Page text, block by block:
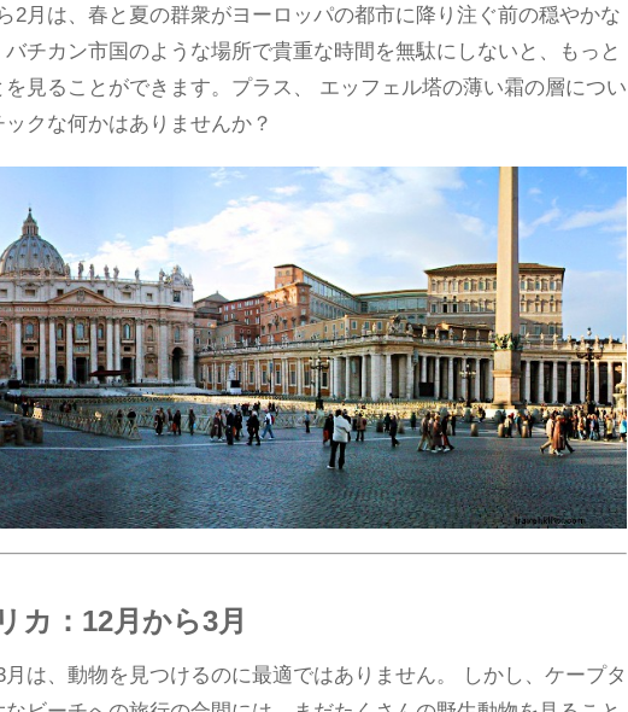
2月は、春と夏の群衆がヨーロッパの都市に降り注ぐ前の穏やかな
バチカン市国のような場所で貴重な時間を無駄にしないと、もっと
を見ることができます。プラス、 エッフェル塔の薄い霜の層につい
クな何かはありませんか？
カ：12月から3月
月は、動物を見つけるのに最適ではありません。 しかし、ケープタ